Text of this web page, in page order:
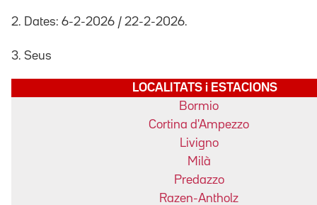
2. Dates: 6-2-2026 / 22-2-2026.
3. Seus
LOCALITATS i ESTACIONS
Bormio
Cortina d'Ampezzo
Livigno
Milà
Predazzo
Razen-Antholz